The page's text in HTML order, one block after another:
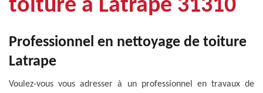
toiture à Latrape 31310
Professionnel en nettoyage de toiture
Latrape
Voulez-vous vous adresser à un professionnel en travaux de